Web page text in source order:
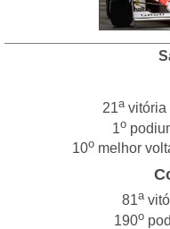
21avitória
1o
10omelhor
81a
190o